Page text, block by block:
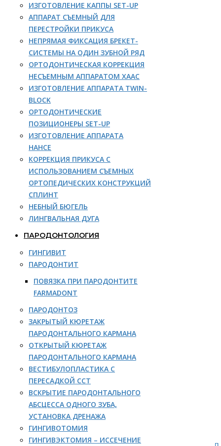
ИЗГОТОВЛЕНИЕ КАППЫ SET-UP
АППАРАТ СЪЕМНЫЙ ДЛЯ
ПЕРЕСТРОЙКИ ПРИКУСА
НЕПРЯМАЯ ФИКСАЦИЯ БРЕКЕТ-
СИСТЕМЫ НА ОДИН ЗУБНОЙ РЯД
ОРТОДОНТИЧЕСКАЯ КОРРЕКЦИЯ
НЕСЪЕМНЫМ АППАРАТОМ ХААС
ИЗГОТОВЛЕНИЕ АППАРАТА TWIN-
BLOCK
ОРТОДОНТИЧЕСКИЕ
ПОЗИЦИОНЕРЫ SET-UP
ИЗГОТОВЛЕНИЕ АППАРАТА
НАНСЕ
КОРРЕКЦИЯ ПРИКУСА С
ИСПОЛЬЗОВАНИЕМ СЪЕМНЫХ
ОРТОПЕДИЧЕСКИХ КОНСТРУКЦИЙ
СПЛИНТ
НЕБНЫЙ БЮГЕЛЬ
ЛИНГВАЛЬНАЯ ДУГА
ПАРОДОНТОЛОГИЯ
ГИНГИВИТ
ПАРОДОНТИТ
ПОВЯЗКА ПРИ ПАРОДОНТИТЕ
FARMADONT
ПАРОДОНТОЗ
ЗАКРЫТЫЙ КЮРЕТАЖ
ПАРОДОНТАЛЬНОГО КАРМАНА
ОТКРЫТЫЙ КЮРЕТАЖ
ПАРОДОНТАЛЬНОГО КАРМАНА
ВЕСТИБУЛОПЛАСТИКА С
ПЕРЕСАДКОЙ ССТ
ВСКРЫТИЕ ПАРОДОНТАЛЬНОГО
АБСЦЕССА ОДНОГО ЗУБА,
УСТАНОВКА ДРЕНАЖА
ГИНГИВОТОМИЯ
ГИНГИВЭКТОМИЯ – ИССЕЧЕНИЕ